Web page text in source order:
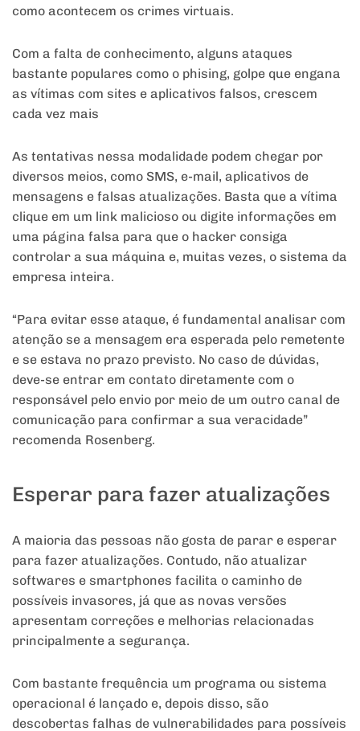
como acontecem os crimes virtuais.
Com a falta de conhecimento, alguns ataques
bastante populares como o phising, golpe que engana
as vítimas com sites e aplicativos falsos, crescem
cada vez mais
As tentativas nessa modalidade podem chegar por
diversos meios, como SMS, e-mail, aplicativos de
mensagens e falsas atualizações. Basta que a vítima
clique em um link malicioso ou digite informações em
uma página falsa para que o hacker consiga
controlar a sua máquina e, muitas vezes, o sistema da
empresa inteira.
“Para evitar esse ataque, é fundamental analisar com
atenção se a mensagem era esperada pelo remetente
e se estava no prazo previsto. No caso de dúvidas,
deve-se entrar em contato diretamente com o
responsável pelo envio por meio de um outro canal de
comunicação para confirmar a sua veracidade”
recomenda Rosenberg.
Esperar para fazer atualizações
A maioria das pessoas não gosta de parar e esperar
para fazer atualizações. Contudo, não atualizar
softwares e smartphones facilita o caminho de
possíveis invasores, já que as novas versões
apresentam correções e melhorias relacionadas
principalmente a segurança.
Com bastante frequência um programa ou sistema
operacional é lançado e, depois disso, são
descobertas falhas de vulnerabilidades para possíveis